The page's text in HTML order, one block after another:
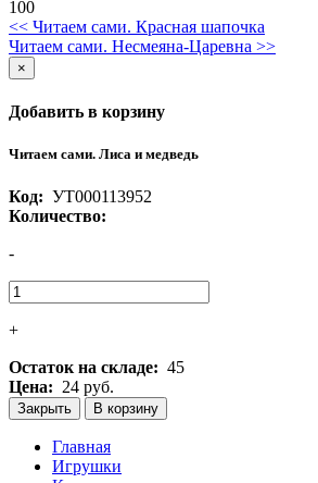
100
<< Читаем сами. Красная шапочка
Читаем сами. Несмеяна-Царевна >>
×
Добавить в корзину
Читаем сами. Лиса и медведь
Код: УТ000113952
Количество:
-
+
Остаток на складе: 45
Цена: 24 руб.
Закрыть В корзину
Главная
Игрушки